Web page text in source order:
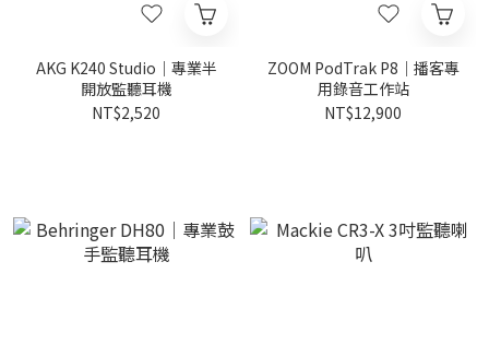
AKG K240 Studio｜專業半
開放監聽耳機
NT$2,520
ZOOM PodTrak P8｜播客專
用錄音工作站
NT$12,900